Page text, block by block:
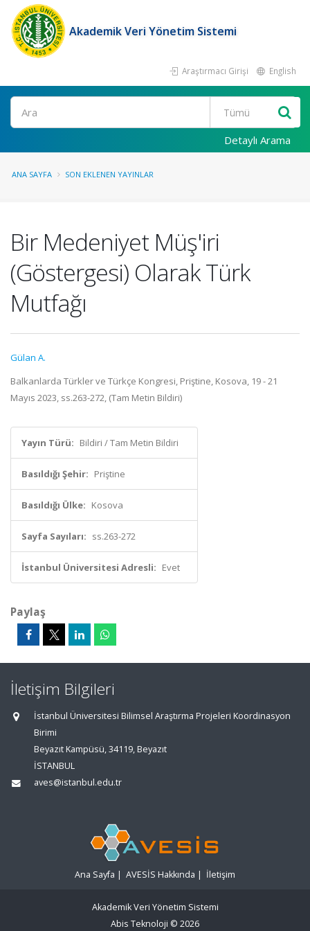
Akademik Veri Yönetim Sistemi
Araştırmacı Girişi English
Ara
Detaylı Arama
ANA SAYFA SON EKLENEN YAYINLAR
Bir Medeniyet Müş'iri
(Göstergesi) Olarak Türk
Mutfağı
Gülan A.
Balkanlarda Türkler ve Türkçe Kongresi, Priştine, Kosova, 19 - 21
Mayıs 2023, ss.263-272, (Tam Metin Bildiri)
Yayın Türü: Bildiri / Tam Metin Bildiri
Basıldığı Şehir: Priştine
Basıldığı Ülke: Kosova
Sayfa Sayıları: ss.263-272
İstanbul Üniversitesi Adresli: Evet
Paylaş
İletişim Bilgileri
İstanbul Üniversitesi Bilimsel Araştırma Projeleri Koordinasyon
Birimi
Beyazıt Kampüsü, 34119, Beyazıt
İSTANBUL
aves@istanbul.edu.tr
Ana Sayfa | AVESİS Hakkında | İletişim
Akademik Veri Yönetim Sistemi
Abis Teknoloji © 2026